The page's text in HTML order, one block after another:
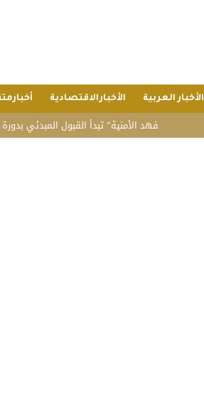
الأخبار العربية الأخبارالاقتصادية
“فهد الأمنية” تبدأ القبول المبدئي بدورة تأهيل